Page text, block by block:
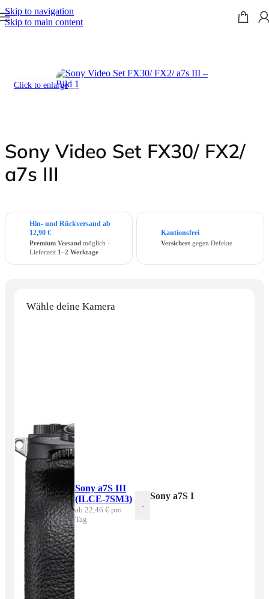
Skip to navigation
Skip to main content
Start/ Sets/ Sony Sets
Click to enlarge
Sony Video Set FX30/ FX2/
a7s III
Hin- und Rückversand ab
12,90 €
Premium Versand möglich ·
Lieferzeit 1–2 Werktage
Kautionsfrei
Versichert gegen Defekte
Wähle deine Kamera
Sony a7S III
(ILCE-7SM3)
ab 22,46 € pro
Tag
-
Sony a7S III (ILCE-7SM3)